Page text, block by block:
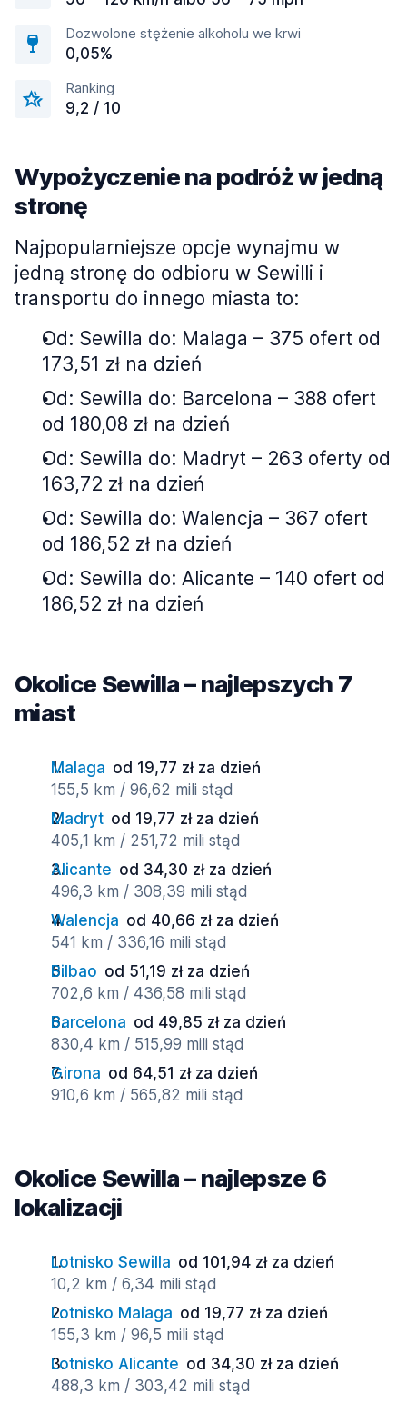
Dozwolone stężenie alkoholu we krwi
0,05%
Ranking
9,2 / 10
Wypożyczenie na podróż w jedną
stronę
Najpopularniejsze opcje wynajmu w
jedną stronę do odbioru w Sewilli i
transportu do innego miasta to:
Od: Sewilla do: Malaga – 375 ofert od
173,51 zł na dzień
Od: Sewilla do: Barcelona – 388 ofert
od 180,08 zł na dzień
Od: Sewilla do: Madryt – 263 oferty od
163,72 zł na dzień
Od: Sewilla do: Walencja – 367 ofert
od 186,52 zł na dzień
Od: Sewilla do: Alicante – 140 ofert od
186,52 zł na dzień
Okolice Sewilla – najlepszych 7
miast
Malaga od 19,77 zł za dzień
155,5 km / 96,62 mili stąd
Madryt od 19,77 zł za dzień
405,1 km / 251,72 mili stąd
Alicante od 34,30 zł za dzień
496,3 km / 308,39 mili stąd
Walencja od 40,66 zł za dzień
541 km / 336,16 mili stąd
Bilbao od 51,19 zł za dzień
702,6 km / 436,58 mili stąd
Barcelona od 49,85 zł za dzień
830,4 km / 515,99 mili stąd
Girona od 64,51 zł za dzień
910,6 km / 565,82 mili stąd
Okolice Sewilla – najlepsze 6
lokalizacji
Lotnisko Sewilla od 101,94 zł za dzień
10,2 km / 6,34 mili stąd
Lotnisko Malaga od 19,77 zł za dzień
155,3 km / 96,5 mili stąd
Lotnisko Alicante od 34,30 zł za dzień
488,3 km / 303,42 mili stąd